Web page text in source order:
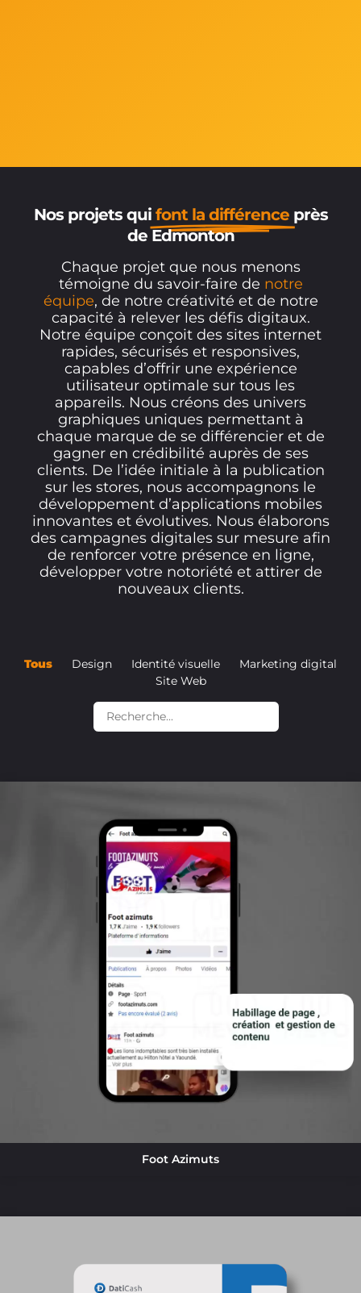
Nos projets qui font la différence près
de Edmonton
Chaque projet que nous menons
témoigne du savoir-faire de notre
équipe, de notre créativité et de notre
capacité à relever les défis digitaux.
Notre équipe conçoit des sites internet
rapides, sécurisés et responsives,
capables d’offrir une expérience
utilisateur optimale sur tous les
appareils. Nous créons des univers
graphiques uniques permettant à
chaque marque de se différencier et de
gagner en crédibilité auprès de ses
clients. De l’idée initiale à la publication
sur les stores, nous accompagnons le
développement d’applications mobiles
innovantes et évolutives. Nous élaborons
des campagnes digitales sur mesure afin
de renforcer votre présence en ligne,
développer votre notoriété et attirer de
nouveaux clients.
Tous Design Identité visuelle
Marketing digital
Site Web
Foot Azimuts